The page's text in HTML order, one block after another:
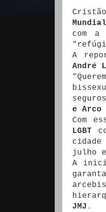
com a
A
André
e
Com
LGBT
julho e
A
JMJ .